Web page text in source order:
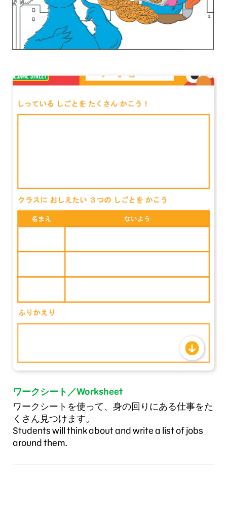
ワークシート／Worksheet
ワークシートを使って、身の回りにある仕事をた
くさん見つけます。
Students will think about and write a list of jobs
around them.